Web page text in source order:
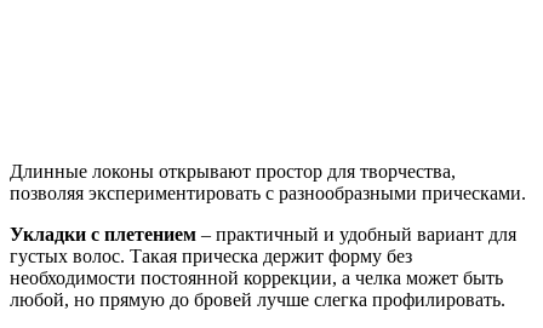
Длинные локоны открывают простор для творчества,
позволяя экспериментировать с разнообразными прическами.
Укладки с плетением – практичный и удобный вариант для
густых волос. Такая прическа держит форму без
необходимости постоянной коррекции, а челка может быть
любой, но прямую до бровей лучше слегка профилировать.